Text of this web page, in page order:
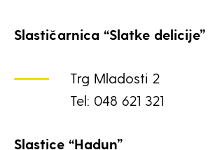
Slastičarnica “Slatke delicije”
Trg Mladosti 2
Tel: 048 621 321
Slastice “Hadun”